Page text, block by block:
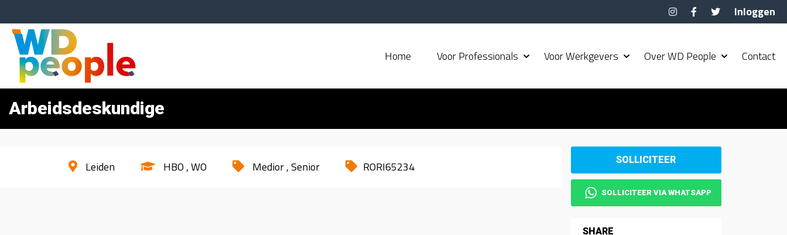
Inloggen
Home Voor Professionals Voor Werkgevers Over WD People Contact
Arbeidsdeskundige
Leiden HBO WO Medior Senior RORI65234
SOLLICITEER VIA WHATSAPP
SHARE